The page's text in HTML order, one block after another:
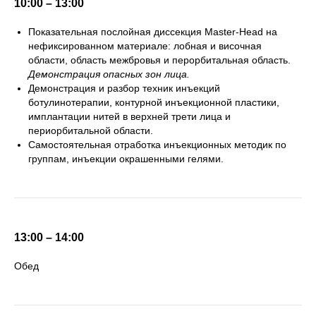
10:00 – 13:00
Показательная послойная диссекция Master-Head на
нефиксированном материале: лобная и височная
области, область межбровья и перорбитальная область.
Демонстрация опасных зон лица.
Демонстрация и разбор техник инъекций
ботулинотерапии, контурной инъекционной пластики,
имплантации нитей в верхней трети лица и
периорбитальной области.
Самостоятельная отработка инъекционных методик по
группам, инъекции окрашенными гелями.
13:00 – 14:00
Обед